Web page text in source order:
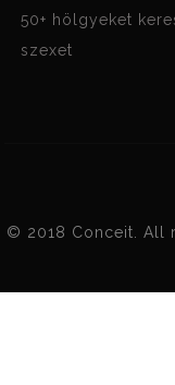
50+ hölgyeket
szexet
© 2018 Conceit. All